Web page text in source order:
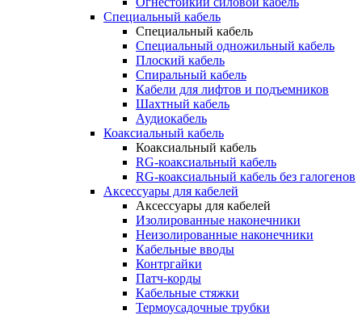
Специальный кабель
Специальный кабель
Специальный одножильный кабель
Плоский кабель
Спиральный кабель
Кабели для лифтов и подъемников
Шахтный кабель
Аудиокабель
Коаксиальный кабель
Коаксиальный кабель
RG-коаксиальный кабель
RG-коаксиальный кабель без галогенов
Аксессуары для кабелей
Аксессуары для кабелей
Изолированные наконечники
Неизолированные наконечники
Кабельные вводы
Контргайки
Патч-корды
Кабельные стяжки
Термоусадочные трубки